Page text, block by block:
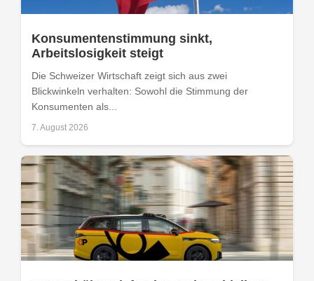
Konsumentenstimmung sinkt,
Arbeitslosigkeit steigt
Die Schweizer Wirtschaft zeigt sich aus zwei
Blickwinkeln verhalten: Sowohl die Stimmung der
Konsumenten als...
7. August 2026